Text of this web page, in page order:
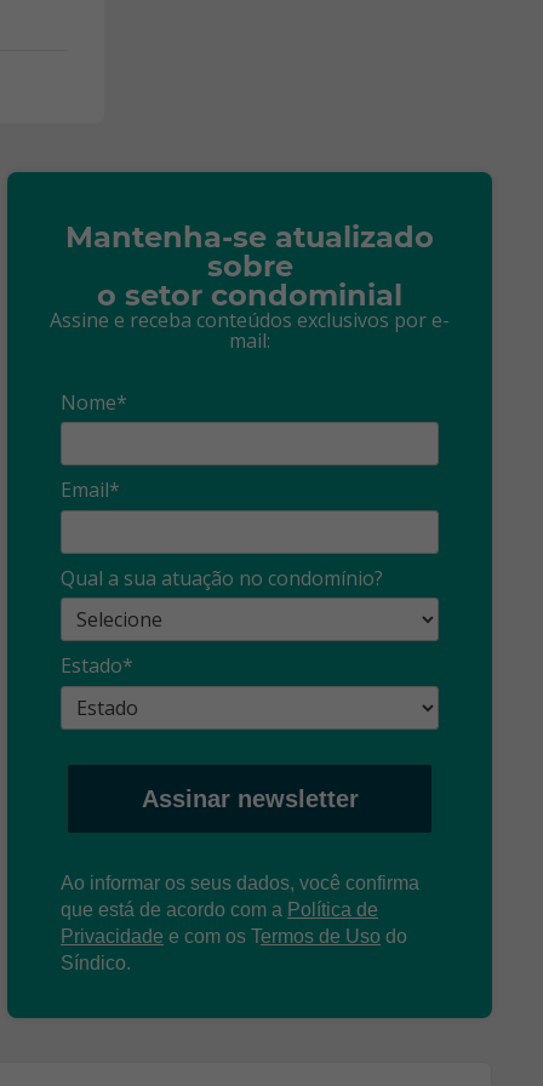
Mantenha-se atualizado
sobre
o setor condominial
Assine e receba conteúdos exclusivos por e-
mail:
Nome*
Email*
Qual a sua atuação no condomínio?
Estado*
Assinar newsletter
Ao informar os seus dados, você confirma
que está de acordo com a Política de
Privacidade e com os Termos de Uso do
Síndico.